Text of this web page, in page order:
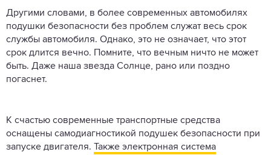
Другими словами, в более современных автомобилях
подушки безопасности без проблем служат весь срок
службы автомобиля. Однако, это не означает, что этот
срок длится вечно. Помните, что вечным ничто не может
быть. Даже наша звезда Солнце, рано или поздно
погаснет.
К счастью современные транспортные средства
оснащены самодиагностикой подушек безопасности при
запуске двигателя.
Также электронная система